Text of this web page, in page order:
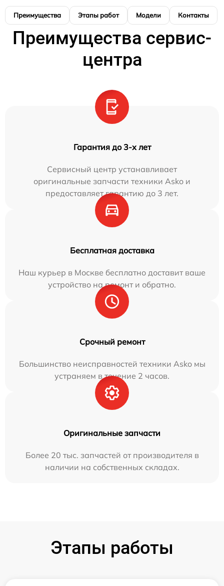
Преимущества Этапы работ Модели Контакты
Преимущества сервис-
центра
Гарантия до 3-х лет
Сервисный центр устанавливает
оригинальные запчасти техники Asko и
предоставляет гарантию до 3 лет.
Бесплатная доставка
Наш курьер в Москве бесплатно доставит ваше
устройство на ремонт и обратно.
Срочный ремонт
Большинство неисправностей техники Asko мы
устраняем в течение 2 часов.
Оригинальные запчасти
Более 20 тыс. запчастей от производителя в
наличии на собственных складах.
Этапы работы